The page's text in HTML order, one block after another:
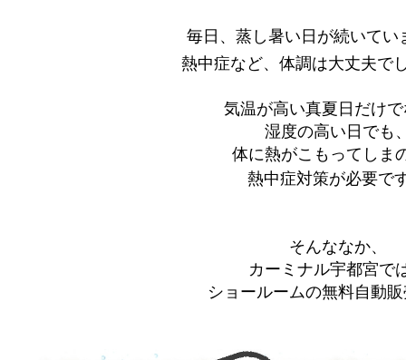
毎日、蒸し暑い日が続いてい
熱中症など、体調は大丈夫で
気温が高い真夏日だけ
湿度の高い日でも
体に熱がこもってしま
熱中症対策が必要で
そんななか、
カーミナル宇都宮で
ショールームの無料自動